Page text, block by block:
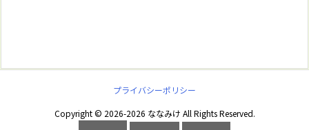
プライバシーポリシー
Copyright © 2026-2026 ななみけ All Rights Reserved.